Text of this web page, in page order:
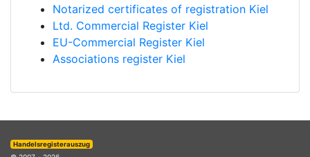
Notarized certificates of registration Kiel
Ltd. Commercial Register Kiel
EU-Commercial Register Kiel
Associations register Kiel
Handelsregisterauszug